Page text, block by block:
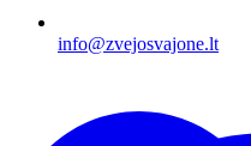
info@zvejosvajone.lt